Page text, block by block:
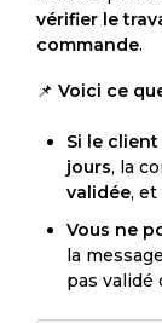
vérifier le
commande.
📌 Voici ce
Si le
jours, la
validée, et
Vous ne
la
pas validé